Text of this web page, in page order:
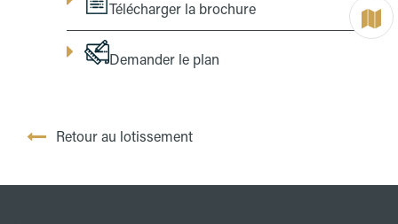
Terrain
Télécharger la brochure
Demander le plan
Retour au lotissement